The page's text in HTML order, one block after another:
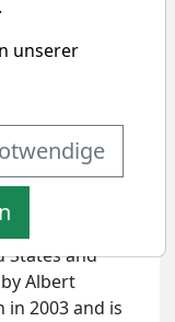
the provision
and
organization
analytics-as-
consumers
States and
Albert
in 2003 and is
unserer